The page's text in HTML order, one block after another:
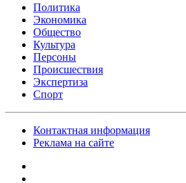
Политика
Экономика
Общество
Культура
Персоны
Происшествия
Экспертиза
Спорт
Контактная информация
Реклама на сайте